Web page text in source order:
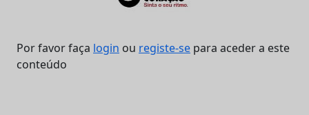
Por favor faça login ou registe-se para aceder a este
conteúdo